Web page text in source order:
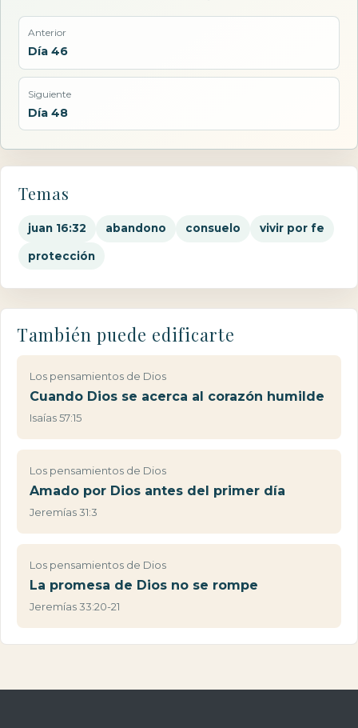
Anterior
Día 46
Siguiente
Día 48
Temas
juan 16:32 abandono consuelo vivir por fe
protección
También puede edificarte
Los pensamientos de Dios
Cuando Dios se acerca al corazón humilde
Isaías 57:15
Los pensamientos de Dios
Amado por Dios antes del primer día
Jeremías 31:3
Los pensamientos de Dios
La promesa de Dios no se rompe
Jeremías 33:20-21